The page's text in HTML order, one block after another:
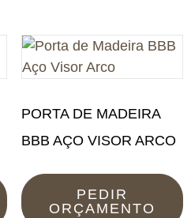
PORTA DE MADEIRA
BBB AÇO VISOR ARCO
PEDIR
ORÇAMENTO